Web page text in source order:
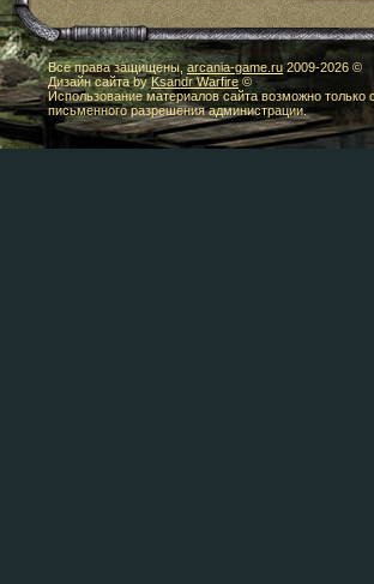
Все права защищены,arcania-game.ru2009-2026 ©
Дизайн сайта byKsandr Warfire©
Использование материалов сайта возможно только
письменного разрешения администрации.